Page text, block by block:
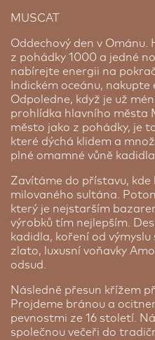
MUSCAT
Oddechový den v
z pohádky 1000 a jedné
nabírejte energii na
Indickém oceánu, nakupte
Odpoledne, když je už
prohlídka hlavního města
město jako z pohádky, je
které dýchá klidem a
plné omamné vůně kadidla.
Zavítáme do přístavu,
milovaného sultána.
který je nejstarším
výrobků tím nejlepším.
kadidla, koření od výmyslu
zlato, luxusní voňavky
odsud.
Následně přesun křížem
Projdeme bránou a
pevnostmi ze 16 století.
společnou večeři do